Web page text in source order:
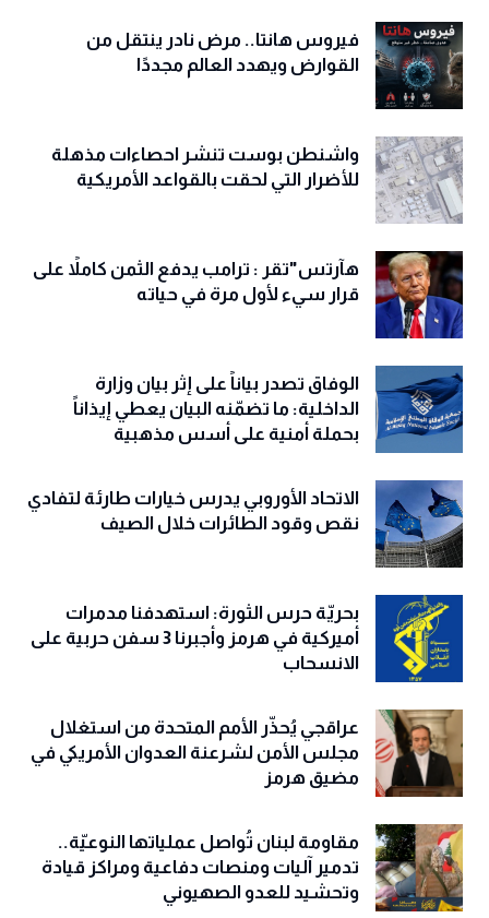
فيروس هانتا.. مرض نادر ينتقل من
القوارض ويهدد العالم مجددًا
واشنطن بوست تنشر احصاءات مذهلة
للأضرار التي لحقت بالقواعد الأمريكية
هآرتس"تقر : ترامب يدفع الثمن كاملاً على
قرار سيء لأول مرة في حياته
الوفاق تصدر بياناً على إثر بيان وزارة
الداخلية: ما تضمّنه البيان يعطي إيذاناً
بحملة أمنية على أسس مذهبية
الاتحاد الأوروبي يدرس خيارات طارئة لتفادي
نقص وقود الطائرات خلال الصيف
بحريّة حرس الثورة: استهدفنا مدمرات
أميركية في هرمز وأجبرنا 3 سفن حربية على
الانسحاب
عراقجي يُحذّر الأمم المتحدة من استغلال
مجلس الأمن لشرعنة العدوان الأمريكي في
مضيق هرمز
مقاومة لبنان تُواصل عملياتها النوعيّة..
تدمير آليات ومنصات دفاعية ومراكز قيادة
وتحشيد للعدو الصهيوني